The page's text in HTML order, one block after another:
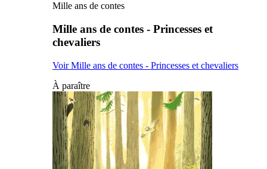
Mille ans de contes
Mille ans de contes - Princesses et
chevaliers
Voir Mille ans de contes - Princesses et chevaliers
À paraître